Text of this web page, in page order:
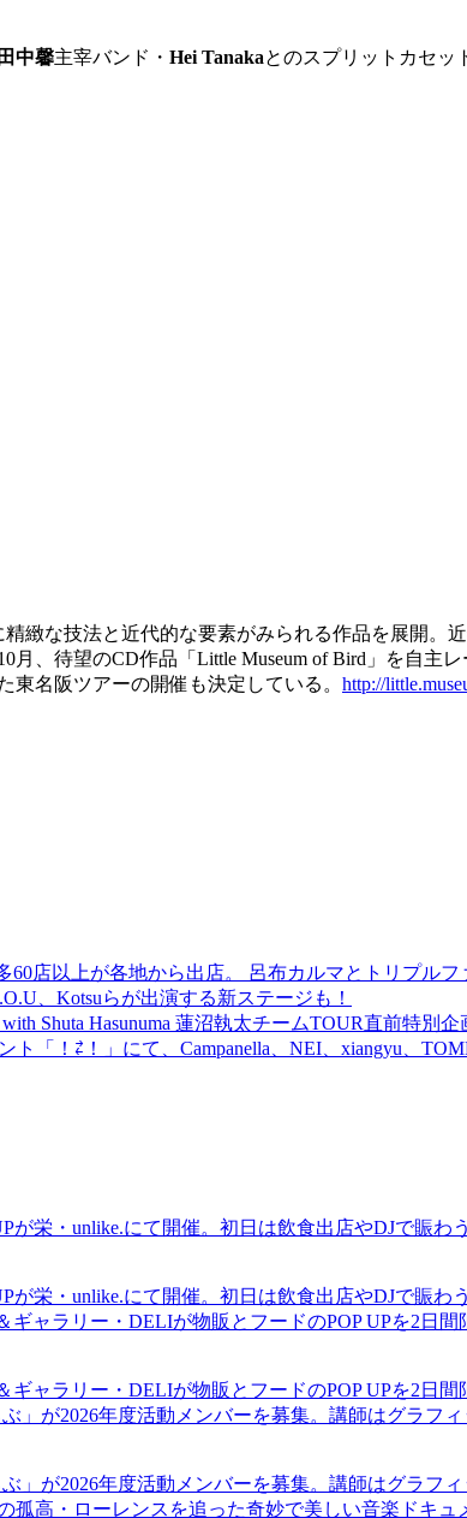
田中馨主宰バンド・ Hei Tanakaとのスプリットカセッ
緻な技法と近代的な要素がみられる作品を展開。
、待望のCD作品「Little Museum of Bird」を自主
東名阪ツアーの開催も決定している。 http://
店以上が各地から出店。 呂布カルマとトリプル
、Kotsuらが出演する新ステージも！
Shuta Hasunuma 蓮沼執太チームTOUR直前特別
「！⇄！」にて、Campanella、NEI、xiangyu、
栄・unlike.にて開催。初日は飲食出店やDJで賑わ
栄・unlike.にて開催。初日は飲食出店やDJで賑わ
ャラリー・DELIが物販とフードのPOP UPを2日間
ャラリー・DELIが物販とフードのPOP UPを2日間
が2026年度活動メンバーを募集。講師はグラフィ
が2026年度活動メンバーを募集。講師はグラフィ
孤高・ローレンスを追った奇妙で美しい音楽ドキ